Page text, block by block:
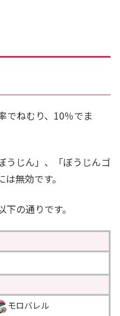
でねむり、10％でま
うじん」、「ぼうじんゴ
無効です。
の通りです。
モロバレル